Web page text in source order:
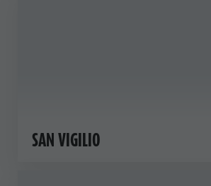
SAN VIGILIO